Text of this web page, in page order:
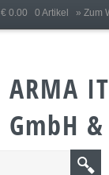
€ 0.00 0 Artikel » Zum
ARMA
GmbH